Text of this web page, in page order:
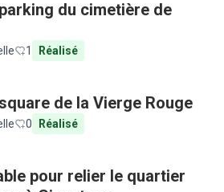
du cimetière de
1 Réalisé
de la Vierge Rouge
0 Réalisé
pour relier le quartier